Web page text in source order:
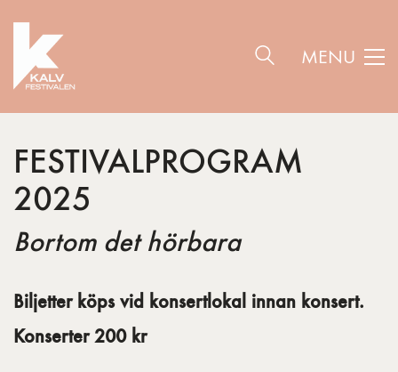
MENU
FESTIVALPROGRAM
2025
Bortom det hörbara
Biljetter köps vid konsertlokal innan konsert.
Konserter 200 kr